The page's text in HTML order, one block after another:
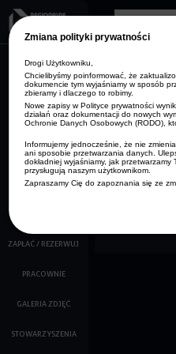
Zmiana polityki prywatności
Drogi Użytkowniku,
Chcielibyśmy poinformować, że
dokumencie tym wyjaśniamy w sposób
zbieramy i dlaczego to robimy.
Nowe zapisy w Polityce prywatności
działań oraz dokumentacji do nowych
Ochronie Danych Osobowych (RODO),
Informujemy jednocześnie, że nie
ani sposobie przetwarzania danych.
dokładniej wyjaśniamy, jak
przysługują naszym użytkownikom.
Zapraszamy Cię do zapoznania się ze
AKTUALNOŚCI
ARCHIWUM
AKTUALNOŚCI
O NAS
KALENDARZ IMPREZ
FILMY
ZAPŁAĆ / REZERWUJ
PRACOWNIE
GALERIA ZDJĘĆ
STOWARZYSZENIA